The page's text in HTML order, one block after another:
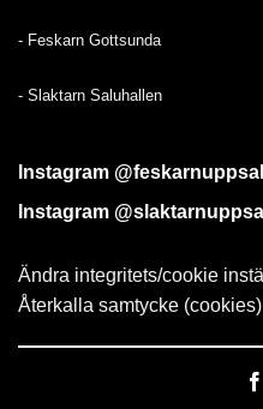
- Feskarn Gottsunda
- Slaktarn Saluhallen
Instagram
Instagram
Ändra integritets/cookie
Återkalla samtycke (cookies)